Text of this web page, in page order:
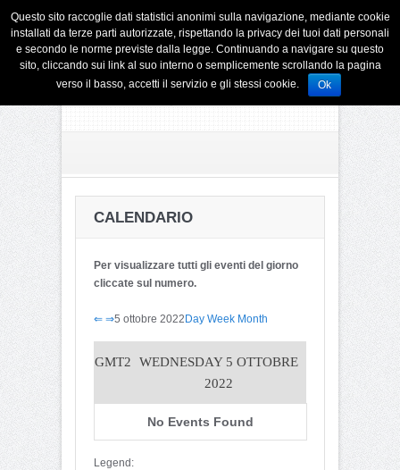
CALENDARIO
Per visualizzare tutti gli eventi del giorno
cliccate sul numero.
⇐ ⇒5 ottobre 2022Day Week Month
GMT2
WEDNESDAY 5 OTTOBRE
2022
No Events Found
Legend:
Questo sito raccoglie dati statistici anonimi sulla navigazione, mediante cookie
installati da terze parti autorizzate, rispettando la privacy dei tuoi dati personali
e secondo le norme previste dalla legge. Continuando a navigare su questo
sito, cliccando sui link al suo interno o semplicemente scrollando la pagina
verso il basso, accetti il servizio e gli stessi cookie.
Ok